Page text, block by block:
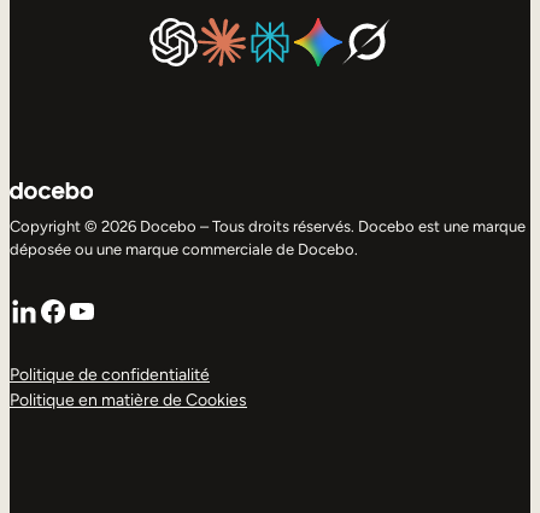
Copyright © 2026 Docebo – Tous droits réservés. Docebo est une marque
déposée ou une marque commerciale de Docebo.
LinkedIn
Facebook
YouTube
Politique de confidentialité
Politique en matière de Cookies